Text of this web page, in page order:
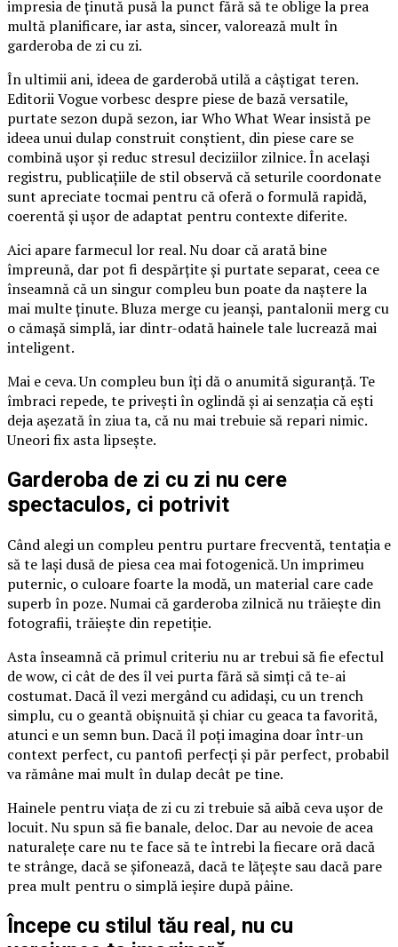
impresia de ținută pusă la punct fără să te oblige la prea
multă planificare, iar asta, sincer, valorează mult în
garderoba de zi cu zi.
În ultimii ani, ideea de garderobă utilă a câștigat teren.
Editorii Vogue vorbesc despre piese de bază versatile,
purtate sezon după sezon, iar Who What Wear insistă pe
ideea unui dulap construit conștient, din piese care se
combină ușor și reduc stresul deciziilor zilnice. În același
registru, publicațiile de stil observă că seturile coordonate
sunt apreciate tocmai pentru că oferă o formulă rapidă,
coerentă și ușor de adaptat pentru contexte diferite.
Aici apare farmecul lor real. Nu doar că arată bine
împreună, dar pot fi despărțite și purtate separat, ceea ce
înseamnă că un singur compleu bun poate da naștere la
mai multe ținute. Bluza merge cu jeanși, pantalonii merg cu
o cămașă simplă, iar dintr-odată hainele tale lucrează mai
inteligent.
Mai e ceva. Un compleu bun îți dă o anumită siguranță. Te
îmbraci repede, te privești în oglindă și ai senzația că ești
deja așezată în ziua ta, că nu mai trebuie să repari nimic.
Uneori fix asta lipsește.
Garderoba de zi cu zi nu cere
spectaculos, ci potrivit
Când alegi un compleu pentru purtare frecventă, tentația e
să te lași dusă de piesa cea mai fotogenică. Un imprimeu
puternic, o culoare foarte la modă, un material care cade
superb în poze. Numai că garderoba zilnică nu trăiește din
fotografii, trăiește din repetiție.
Asta înseamnă că primul criteriu nu ar trebui să fie efectul
de wow, ci cât de des îl vei purta fără să simți că te-ai
costumat. Dacă îl vezi mergând cu adidași, cu un trench
simplu, cu o geantă obișnuită și chiar cu geaca ta favorită,
atunci e un semn bun. Dacă îl poți imagina doar într-un
context perfect, cu pantofi perfecți și păr perfect, probabil
va rămâne mai mult în dulap decât pe tine.
Hainele pentru viața de zi cu zi trebuie să aibă ceva ușor de
locuit. Nu spun să fie banale, deloc. Dar au nevoie de acea
naturalețe care nu te face să te întrebi la fiecare oră dacă
te strânge, dacă se șifonează, dacă te lățește sau dacă pare
prea mult pentru o simplă ieșire după pâine.
Începe cu stilul tău real, nu cu